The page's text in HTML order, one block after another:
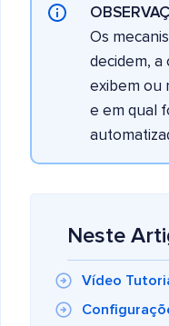
Os
decidem, a
exibem ou
e em qual
Neste
Vídeo